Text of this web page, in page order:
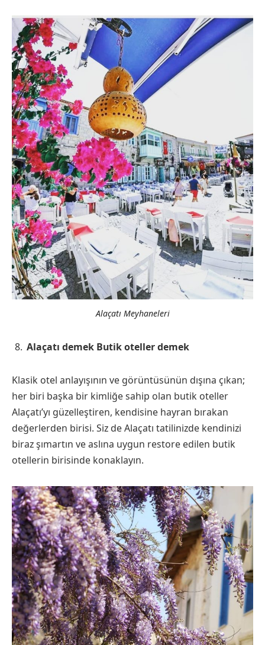
Alaçatı Meyhaneleri
Alaçatı demek Butik oteller demek
Klasik otel anlayışının ve görüntüsünün dışına çıkan;
her biri başka bir kimliğe sahip olan butik oteller
Alaçatı’yı güzelleştiren, kendisine hayran bırakan
değerlerden birisi. Siz de Alaçatı tatilinizde kendinizi
biraz şımartın ve aslına uygun restore edilen butik
otellerin birisinde konaklayın.